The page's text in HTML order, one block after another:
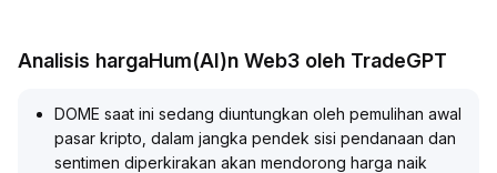
Analisis hargaHum(AI)n Web3 oleh TradeGPT
DOME saat ini sedang diuntungkan oleh pemulihan awal
pasar kripto, dalam jangka pendek sisi pendanaan dan
sentimen diperkirakan akan mendorong harga naik